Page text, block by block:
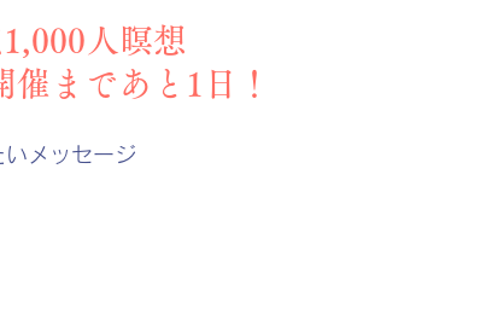
人瞑想
催まであと1日！
メッセージ